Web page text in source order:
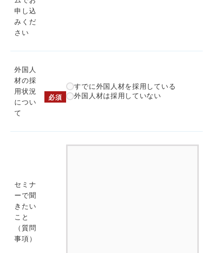
申し込
みくだ
さい
外国人
材の採
用状況
につい
て
必須
すでに外国人材を採用している
外国人材は採用していない
セミナ
ーで聞
きたい
こと
（質問
事項）